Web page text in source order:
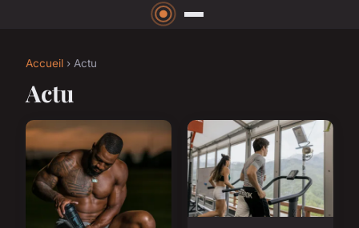
Accueil › Actu
Actu